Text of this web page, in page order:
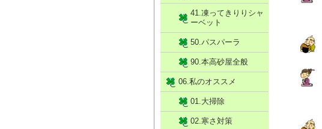
41.凍ってきりりシャ
ーベット
50.パスパーラ
90.本高砂屋全般
06.私のオススメ
01.大掃除
02.寒さ対策